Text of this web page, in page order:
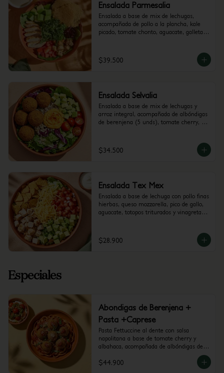
Ensalada Parmesalia
Ensalada a base de mix de lechugas,
acompañada de pollo a la plancha, kale
picado, tomate chonto, aguacate, galletas
César.
$39.500
Ensalada Selvalia
Ensalada a base de mix de lechugas y
arroz integral, acompañada de albóndigas
de berenjena (5 unds), tomate cherry,
$34.500
Ensalada Tex Mex
Ensalada a base de lechuga con pollo finas
hierbas, queso mozzarella, pico de gallo,
aguacate, totopos triturados y vinagreta a
$28.900
Especiales
Abondigas de Berenjena +
Pasta +Caprese
Pasta Fettuccine al dente con salsa
napolitana a base de tomate cherry y
albahaca, acompañada de albóndigas de
tomate cherry y pesto.
$44.900